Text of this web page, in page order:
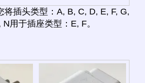
将插头类型：A, B, C, D, E, F, G,
用于插座类型：E, F。